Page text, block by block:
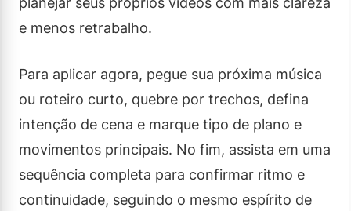
e menos retrabalho.
Para aplicar agora, pegue sua próxima música
ou roteiro curto, quebre por trechos, defina
intenção de cena e marque tipo de plano e
movimentos principais. No fim, assista em uma
sequência completa para confirmar ritmo e
continuidade, seguindo o mesmo espírito de